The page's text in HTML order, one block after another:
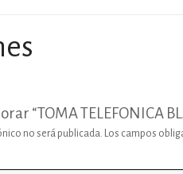
“TOMA TELEFONICA
no será publicada. Los campos